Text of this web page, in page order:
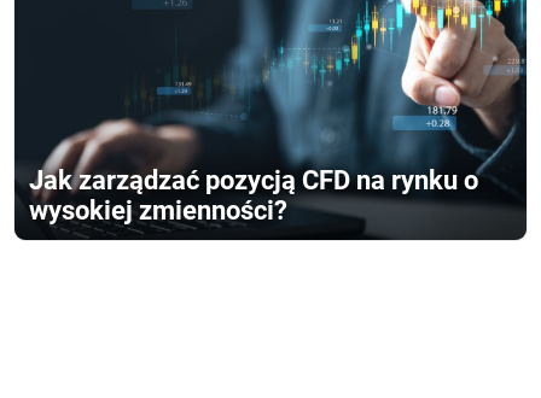
Jak zarządzać pozycją CFD na rynku o
wysokiej zmienności?